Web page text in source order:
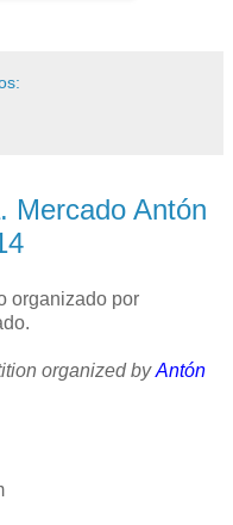
Mercado Antón
organizado por
organized byAntón